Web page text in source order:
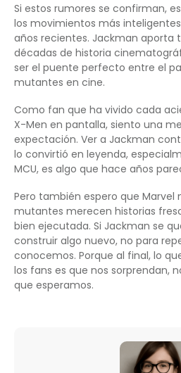
Si estos rumores se confirman,
los movimientos más
años recientes. Jackman aporta
décadas de historia
ser el puente perfecto entre el
mutantes en cine.
Como fan que ha vivido cada
X-Men en pantalla, siento una
expectación. Ver a Jackman
lo convirtió en leyenda,
MCU, es algo que hace años
Pero también espero que Marvel
mutantes merecen historias
bien ejecutada. Si Jackman se
construir algo nuevo, no para
conocemos. Porque al final, lo
los fans es que nos sorprendan,
que esperamos.